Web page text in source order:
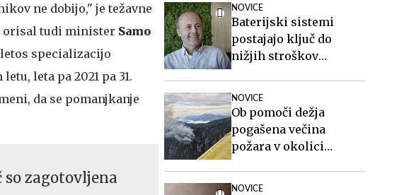
ne dobijo," je težavne
orisal tudi minister Samo
specializacijo
leta pa 2021 pa 31.
da se pomanjkanje
so zagotovljena
NOVICE
Baterijski sistemi
postajajo ključ do
nižjih stroškov
NOVICE
Ob pomoči dežja
pogašena večina
požara v okolici
NOVICE